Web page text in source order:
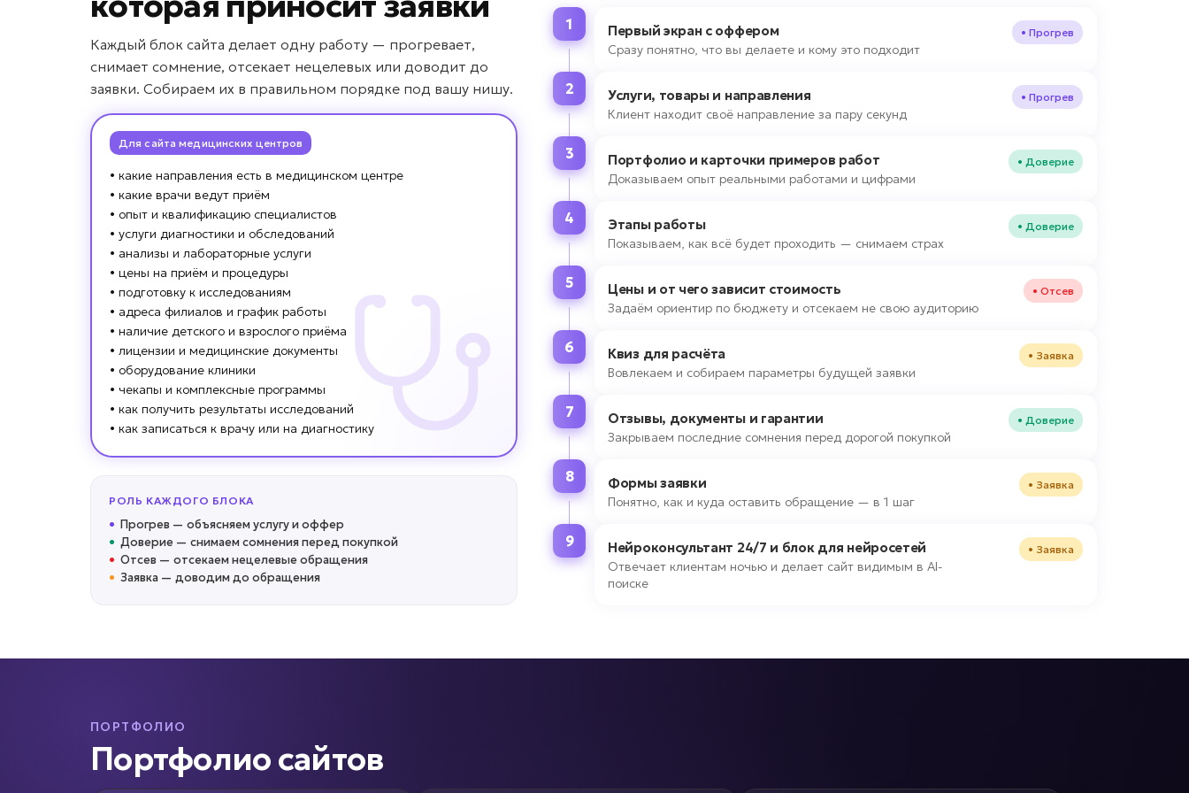
Каждый блок сайта делает одну работу — прогревает,
снимает сомнение, отсекает нецелевых или доводит до
заявки. Собираем их в правильном порядке под вашу нишу.
Для сайта медицинских центров
• какие направления есть в медицинском центре
• какие врачи ведут приём
• опыт и квалификацию специалистов
• услуги диагностики и обследований
• анализы и лабораторные услуги
• цены на приём и процедуры
• подготовку к исследованиям
• адреса филиалов и график работы
• наличие детского и взрослого приёма
• лицензии и медицинские документы
• оборудование клиники
• чекапы и комплексные программы
• как получить результаты исследований
• как записаться к врачу или на диагностику
РОЛЬ КАЖДОГО БЛОКА
• Прогрев — объясняем услугу и оффер
• Доверие — снимаем сомнения перед покупкой
• Отсев — отсекаем нецелевые обращения
• Заявка — доводим до обращения
1 Первый экран с оффером
Сразу понятно, что вы делаете и кому это подходит
• Прогрев
2 Услуги, товары и направления
Клиент находит своё направление за пару секунд
• Прогрев
3 Портфолио и карточки примеров работ
Доказываем опыт реальными работами и цифрами
• Доверие
4 Этапы работы
Показываем, как всё будет проходить — снимаем страх
• Доверие
5 Цены и от чего зависит стоимость
Задаём ориентир по бюджету и отсекаем не свою аудиторию
• Отсев
6 Квиз для расчёта
Вовлекаем и собираем параметры будущей заявки
• Заявка
7 Отзывы, документы и гарантии
Закрываем последние сомнения перед дорогой покупкой
• Доверие
8 Формы заявки
Понятно, как и куда оставить обращение — в 1 шаг
• Заявка
9 Нейроконсультант 24/7 и блок для нейросетей
Отвечает клиентам ночью и делает сайт видимым в AI-
поиске
• Заявка
ПОРТФОЛИО
Портфолио сайтов